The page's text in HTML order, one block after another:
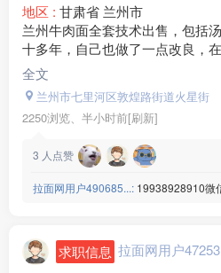
地区 : 甘肃省 兰州市
兰州牛肉面全套技术出售，包括
十多年，自己也做了一点改良，
异，关键还在于经营者的用心）
法，以及全过程的一些细节等。
分享，联系电话19***10（微信同
全文
兰州市七里河区敦煌路街道火星街
2250浏览、 半小时前[刷新]
3 人点赞
拉面网用户490685...: 19938928910微
求职信息 拉面网用户